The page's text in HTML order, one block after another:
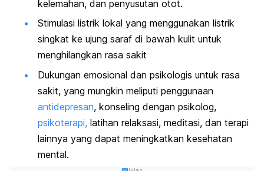
kelemahan, dan penyusutan otot.
Stimulasi listrik lokal yang menggunakan listrik
singkat ke ujung saraf di bawah kulit untuk
menghilangkan rasa sakit
Dukungan emosional dan psikologis untuk rasa
sakit, yang mungkin meliputi penggunaan
antidepresan, konseling dengan psikolog,
psikoterapi, latihan relaksasi, meditasi, dan terapi
lainnya yang dapat meningkatkan kesehatan
mental.